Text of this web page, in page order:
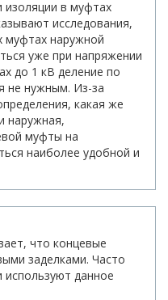
изоляции в муфтах
исследования,
муфтах наружной
уже при напряжении
до 1 кВ деление по
не нужным. Из-за
какая же
наружная,
муфты на
наиболее удобной и
что концевые
заделками. Часто
данное